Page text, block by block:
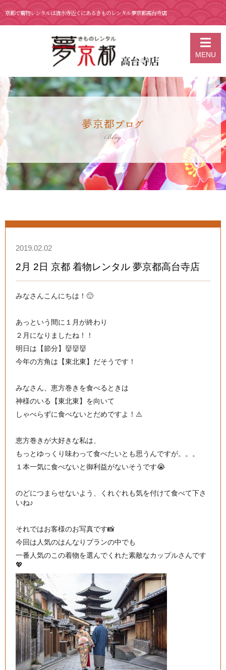
京都で着物レンタルは清水寺近くにあるきものレンタル夢京都高台寺店
MENU
京都の着物レンタル 夢京都 高台寺店
2月 2日 京都 着物レン
タル 夢京都高台寺店
夢京都ブログ
Blog
2019.02.02
2月 2日 京都 着物レンタル 夢京都高台寺店
みなさんこんにちは！🙂
あっという間に１月が終わり
２月になりましたね！！
明日は【節分】👹👹👹
今年の方角は【東北東】だそうです！
みなさん、恵方巻きを食べるときは
神様のいる【東北東】を向いて
しゃべらずに食べないとだめですよ！⚠️
恵方巻きが大好きな私は、
もっとゆっくり味わって食べたいとも思うんですが。。。
１本一気に食べないと御利益がないそうです😭
のどにつまらせないよう、くれぐれも気を付けて食べて下さ
いね♪
それではお客様のお写真です📸
今回は人気のはんなりプランの中でも
一番人気のこの着物を選んでくれた素敵なカップルさんです
💖